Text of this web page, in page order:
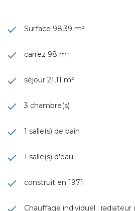
Surface 98,39 m²
carrez 98 m²
séjour 21,11 m²
3 chambre(s)
1 salle(s) de bain
1 salle(s) d'eau
construit en 1971
Chauffage individuel : radiateur